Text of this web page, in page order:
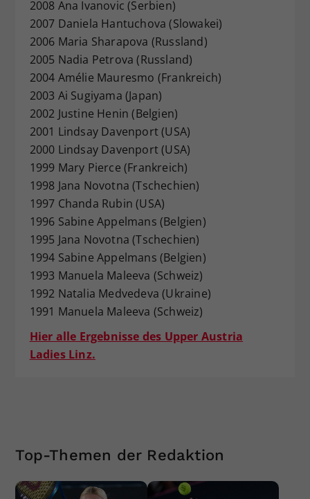
2008 Ana Ivanovic (Serbien)
2007 Daniela Hantuchova (Slowakei)
2006 Maria Sharapova (Russland)
2005 Nadia Petrova (Russland)
2004 Amélie Mauresmo (Frankreich)
2003 Ai Sugiyama (Japan)
2002 Justine Henin (Belgien)
2001 Lindsay Davenport (USA)
2000 Lindsay Davenport (USA)
1999 Mary Pierce (Frankreich)
1998 Jana Novotna (Tschechien)
1997 Chanda Rubin (USA)
1996 Sabine Appelmans (Belgien)
1995 Jana Novotna (Tschechien)
1994 Sabine Appelmans (Belgien)
1993 Manuela Maleeva (Schweiz)
1992 Natalia Medvedeva (Ukraine)
1991 Manuela Maleeva (Schweiz)
Hier alle Ergebnisse des Upper Austria
Ladies Linz.
Top-Themen der Redaktion